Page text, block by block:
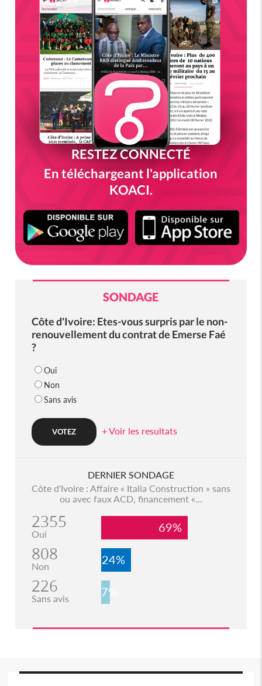
RESTEZ CONNECTÉ
En téléchargeant l'application
KOACI.
SONDAGE
Côte d'Ivoire: Etes-vous surpris par le non-
renouvellement du contrat de Emerse Faé
?
Oui
Non
Sans avis
+ Voir les resultats
DERNIER SONDAGE
Côte d'Ivoire : Affaire « Italia Construction » sans
ou avec faux ACD, financement «...
2355
Oui 69%
808
Non 24%
226
Sans avis 7%